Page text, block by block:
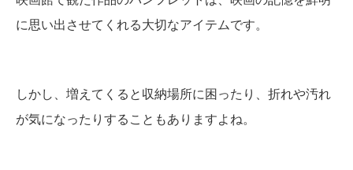
に思い出させてくれる大切なアイテムです。
しかし、増えてくると収納場所に困ったり、折れや汚れ
が気になったりすることもありますよね。